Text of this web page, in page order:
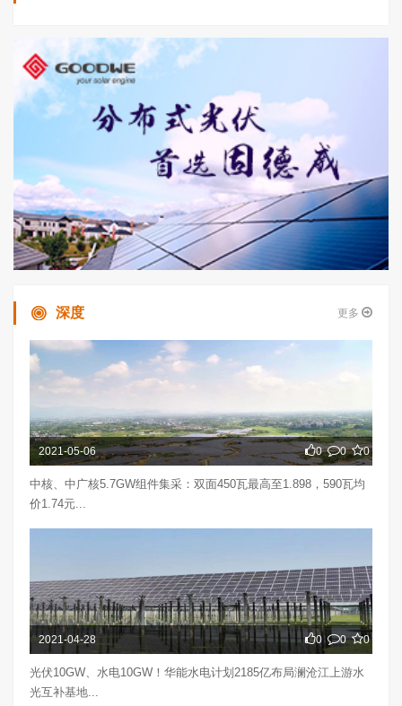
深度 更多
2021-05-06 0 0 0
中核、中广核5.7GW组件集采：双面450瓦最高至1.898，590瓦均
价1.74元...
2021-04-28 0 0 0
光伏10GW、水电10GW！华能水电计划2185亿布局澜沧江上游水
光互补基地...